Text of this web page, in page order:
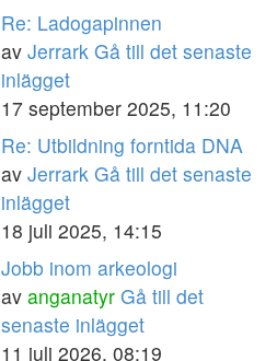
Re: Ladogapinnen
av Jerrark Gå till det senaste
inlägget
17 september 2025, 11:20
Re: Utbildning forntida DNA
av Jerrark Gå till det senaste
inlägget
18 juli 2025, 14:15
Jobb inom arkeologi
av anganatyr Gå till det
senaste inlägget
11 juli 2026, 08:19